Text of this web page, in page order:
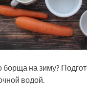
борща на зиму?
водой.